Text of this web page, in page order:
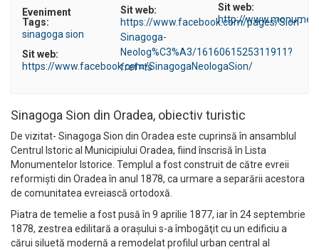
Eveniment
Tags:
sinagoga sion
Sit web:
https://www.facebook.com/SinagogaNeologaSion/
Sit web:
https://www.facebook.com/pages/Sion-
Sinagoga-
Neolog%C3%A3/1616061525311911?
fref=ts
Sit web:
http://
Sinagoga Sion din Oradea, obiectiv turistic
De vizitat- Sinagoga Sion din Oradea este cuprinsă în ansamblul
Centrul Istoric al Municipiului Oradea, fiind înscrisă în Lista
Monumentelor Istorice. Templul a fost construit de către evreii
reformişti din Oradea în anul 1878, ca urmare a separării acestora
de comunitatea evreiască ortodoxă.
Piatra de temelie a fost pusă în 9 aprilie 1877, iar în 24 septembrie
1878, zestrea edilitară a oraşului s-a îmbogăţit cu un edificiu a
cărui siluetă modernă a remodelat profilul urban central al